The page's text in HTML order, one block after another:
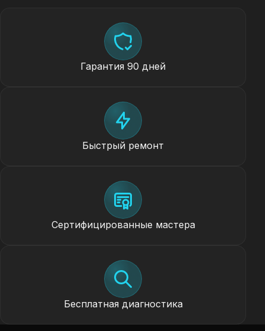
Гарантия 90 дней
Быстрый ремонт
Сертифицированные мастера
Бесплатная диагностика